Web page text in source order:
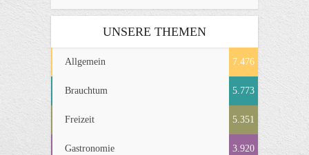
UNSERE THEMEN
Allgemein 7.476
Brauchtum 5.773
Freizeit 5.351
Gastronomie 3.920